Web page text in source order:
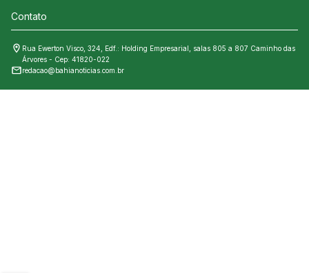
Contato
Rua Ewerton Visco, 324, Edf.: Holding Empresarial, salas 805 a 807 Caminho das
Árvores - Cep: 41820-022
redacao@bahianoticias.com.br